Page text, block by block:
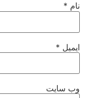
نام *
ایمیل *
وب‌ سایت